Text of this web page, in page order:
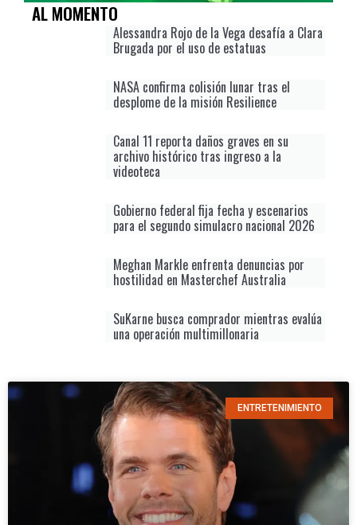
AL MOMENTO
Alessandra Rojo de la Vega desafía a Clara
Brugada por el uso de estatuas
NASA confirma colisión lunar tras el
desplome de la misión Resilience
Canal 11 reporta daños graves en su
archivo histórico tras ingreso a la
videoteca
Gobierno federal fija fecha y escenarios
para el segundo simulacro nacional 2026
Meghan Markle enfrenta denuncias por
hostilidad en Masterchef Australia
SuKarne busca comprador mientras evalúa
una operación multimillonaria
ENTRETENIMIENTO